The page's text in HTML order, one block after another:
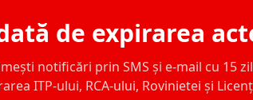
de expirarea
notificări prin SMS și e-mail cu 15
ITP-ului, RCA-ului, Rovinietei și